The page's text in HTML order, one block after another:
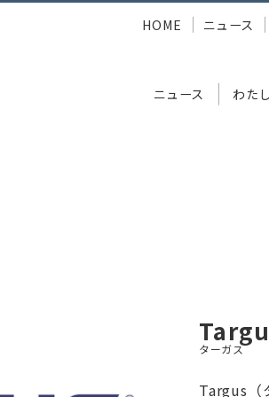
ニュース わた
HOME ニュース
ターガス
Targus（